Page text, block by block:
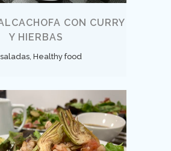
CON CURRY
Y HIERBAS
Healthy food